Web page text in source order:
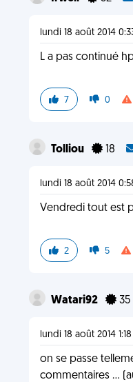
lundi 18 août 2014
L a pas continué
7 0
Tolliou 18
lundi 18 août 2014
Vendredi tout est
2 5
Watari92 35
lundi 18 août 2014 1:18
on se passe
commentaires ...